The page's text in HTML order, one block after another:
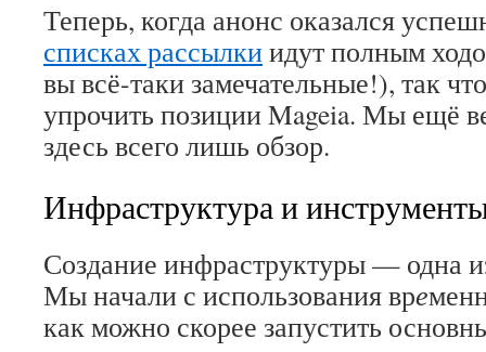
Теперь, когда анонс оказался
списках рассылкиидут полным
вы всё-таки замечательные!), так
упрочить позиции Mageia. Мы ещё
здесь всего лишь обзор.
Инфраструктура и
Создание инфраструктуры — одна
Мы начали с использования вре
как можно скорее запустить